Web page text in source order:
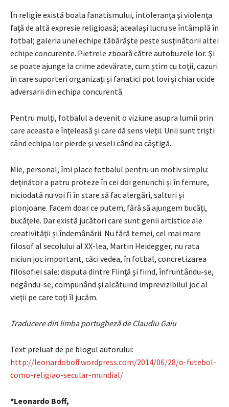
În religie există boala fanatismului, intoleranţa şi violenţa
faţă de altă expresie religioasă; acealaşi lucru se întâmplă în
fotbal; galeria unei echipe tăbărăşte peste susţinătorii altei
echipe concurente. Pietrele zboară către autobuzele lor. Şi
se poate ajunge la crime adevărate, cum ştim cu toţii, cazuri
în care suporteri organizaţi şi fanatici pot lovi şi chiar ucide
adversarii din echipa concurentă.
Pentru mulţi, fotbalul a devenit o viziune asupra lumii prin
care aceasta e înţeleasă şi care dă sens vieţii. Unii sunt trişti
când echipa lor pierde şi veseli când ea câştigă.
Mie, personal, îmi place fotbalul pentru un motiv simplu:
deţinător a patru proteze în cei doi genunchi şi în femure,
niciodată nu voi fi în stare să fac alergări, salturi şi
plonjoane. Facem doar ce putem, fără să ajungem bucăţi,
bucăţele. Dar există jucători care sunt genii artistice ale
creativităţii şi îndemânării. Nu fără temei, cel mai mare
filosof al secolului al XX-lea, Martin Heidegger, nu rata
niciun joc important, căci vedea, în fotbal, concretizarea
filosofiei sale: disputa dintre Fiinţă şi fiind, înfruntându-se,
negându-se, compunând şi alcătuind imprevizibilul joc al
vieţii pe care toţi îl jucăm.
Traducere din limba portugheză de Claudiu Gaiu
Text preluat de pe blogul autorului:
http://leonardoboff.wordpress.com/2014/06/28/o-futebol-
como-religiao-secular-mundial/
*Leonardo Boff,